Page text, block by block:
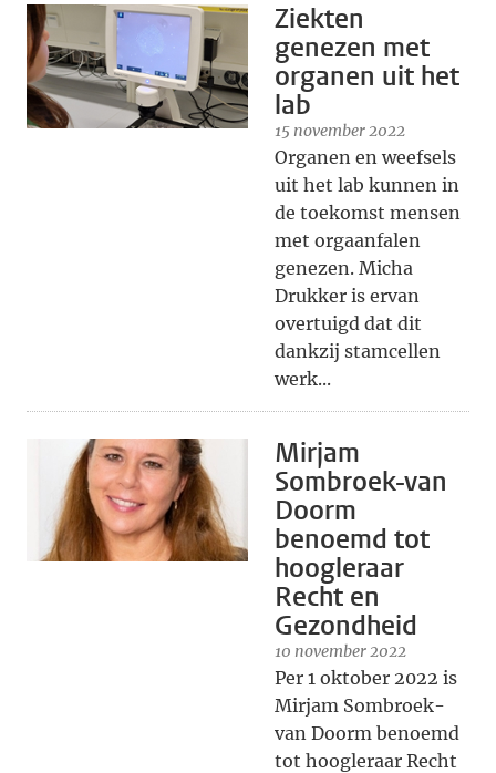
Ziekten
genezen met
organen uit het
lab
15 november 2022
Organen en weefsels
uit het lab kunnen in
de toekomst mensen
met orgaanfalen
genezen. Micha
Drukker is ervan
overtuigd dat dit
dankzij stamcellen
werk...
Mirjam
Sombroek-van
Doorm
benoemd tot
hoogleraar
Recht en
Gezondheid
10 november 2022
Per 1 oktober 2022 is
Mirjam Sombroek-
van Doorm benoemd
tot hoogleraar Recht